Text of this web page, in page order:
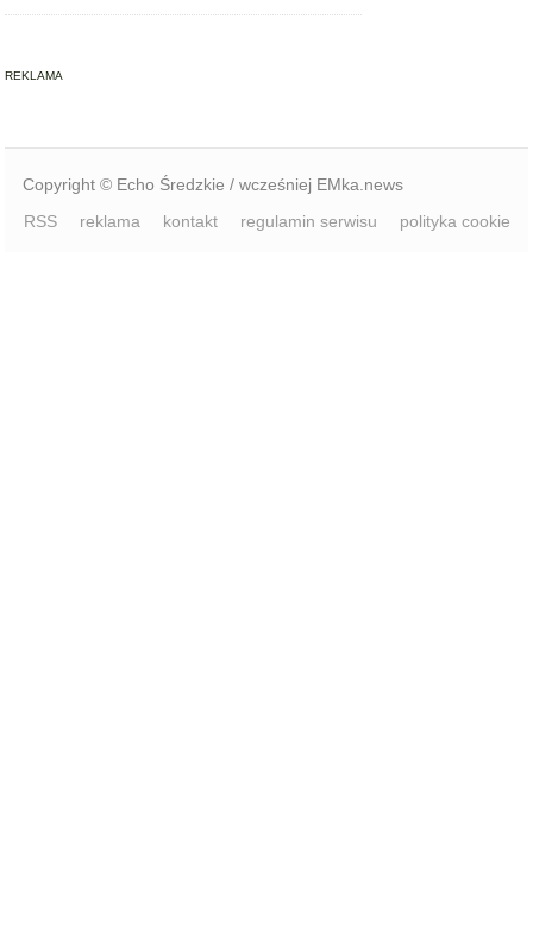
REKLAMA
Copyright © Echo Średzkie / wcześniej EMka.news
RSS
reklama kontakt regulamin serwisu polityka cookie